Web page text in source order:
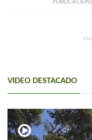
PUBLICACIÓN]
VIDEO DESTACADO